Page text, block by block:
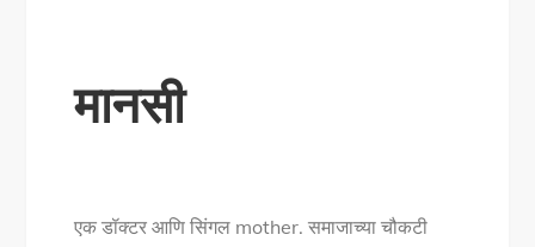
मानसी
एक डॉक्टर आणि सिंगल mother. समाजाच्या चौकटी